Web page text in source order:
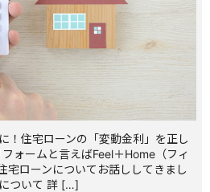
！住宅ローンの「変動金利」を正し
ォームと言えばFeel＋Home（フィ
宅ローンについてお話ししてきまし
ついて 詳 […]